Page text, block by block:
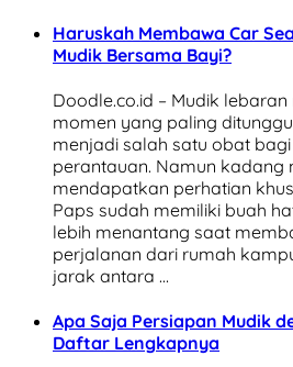
Haruskah Membawa Car
Mudik Bersama Bayi?
Doodle.co.id – Mudik
momen yang paling
menjadi salah satu obat
perantauan. Namun kadang
mendapatkan perhatian
Paps sudah memiliki buah
lebih menantang saat
perjalanan dari rumah
jarak antara …
Apa Saja Persiapan Mudik
Daftar Lengkapnya